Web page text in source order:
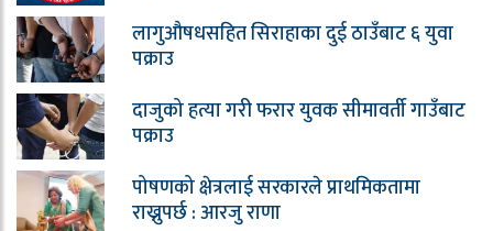
लागुऔषधसहित सिराहाका दुई ठाउँबाट ६ युवा
पक्राउ
दाजुको हत्या गरी फरार युवक सीमावर्ती गाउँबाट
पक्राउ
पोषणको क्षेत्रलाई सरकारले प्राथमिकतामा
राख्नुपर्छ : आरजु राणा